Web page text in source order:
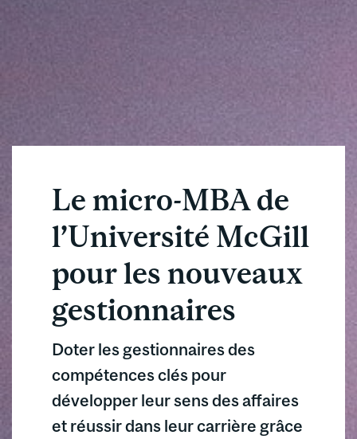
Le micro-MBA de
l’Université McGill
pour les nouveaux
gestionnaires
Doter les gestionnaires des
compétences clés pour
développer leur sens des affaires
et réussir dans leur carrière grâce